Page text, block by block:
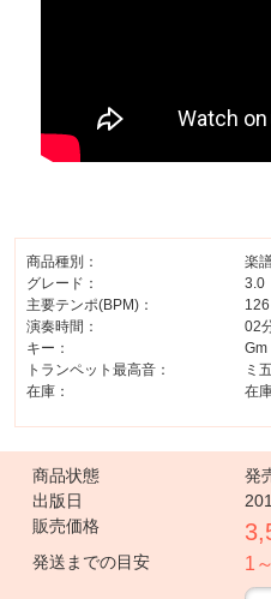
商品種別：
楽
グレード：
3.0
主要テンポ(BPM)：
126
演奏時間：
02
キー：
Gm
トランペット最高音：
ミ
在庫：
在
商品状態
発
出版日
販売価格
発送までの目安
1